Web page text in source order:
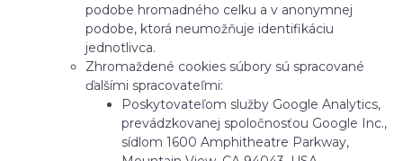
podobe hromadného celku a v anonymnej
podobe, ktorá neumožňuje identifikáciu
jednotlivca.
Zhromaždené cookies súbory sú spracované
ďalšími spracovateľmi:
Poskytovateľom služby Google Analytics,
prevádzkovanej spoločnosťou Google Inc.,
sídlom 1600 Amphitheatre Parkway,